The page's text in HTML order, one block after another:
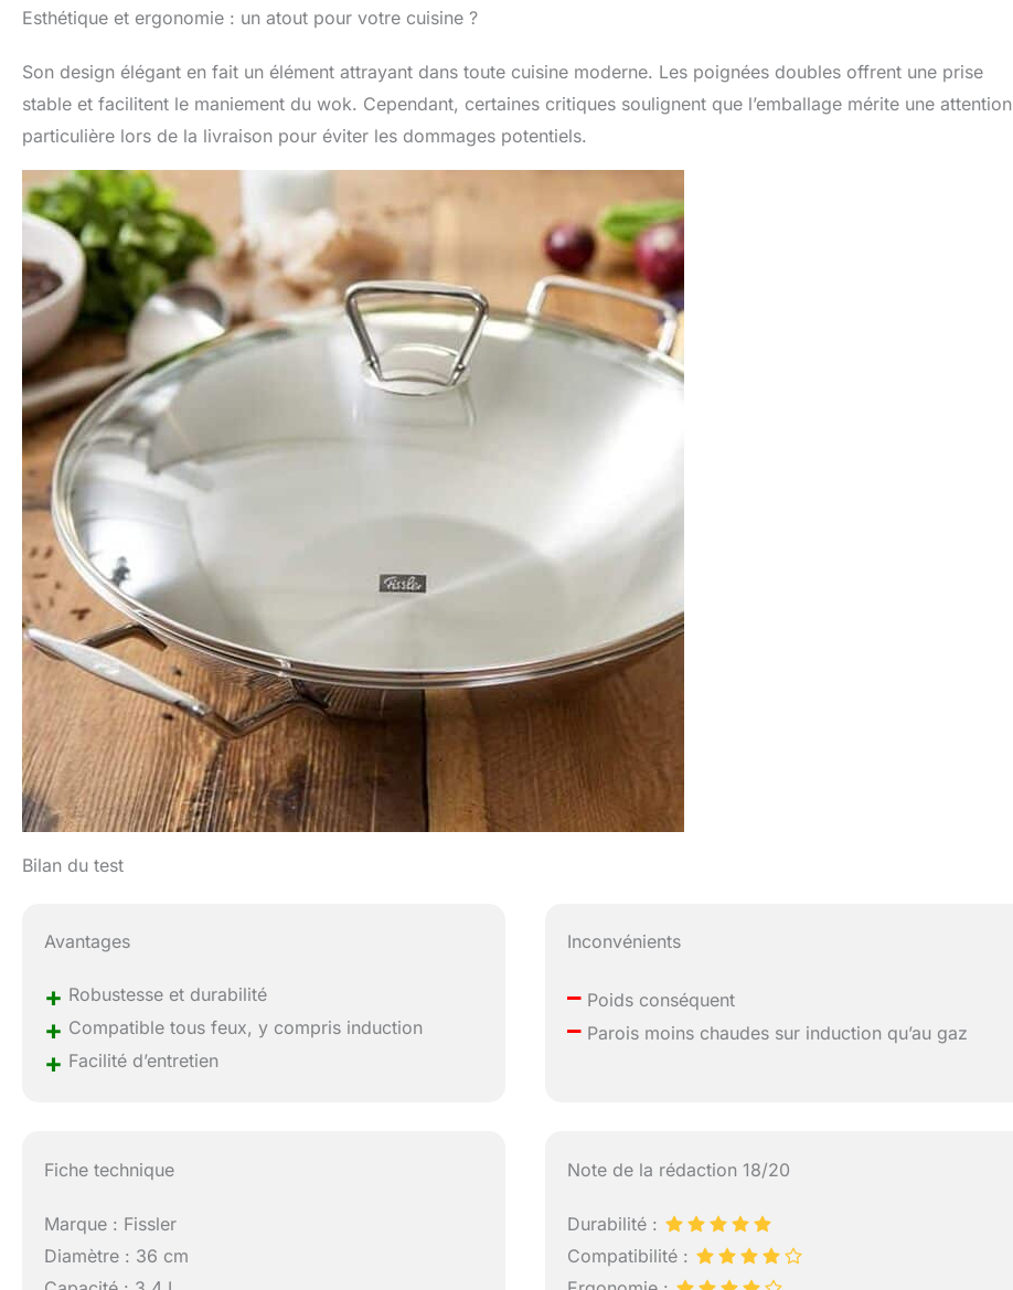
Esthétique et ergonomie : un atout pour votre cuisine ?
Son design élégant en fait un élément attrayant dans toute cuisine moderne. Les poignées doubles offrent une prise
stable et facilitent le maniement du wok. Cependant, certaines critiques soulignent que l’emballage mérite une attention
particulière lors de la livraison pour éviter les dommages potentiels.
Bilan du test
Avantages
+ Robustesse et durabilité
+ Compatible tous feux, y compris induction
+ Facilité d’entretien
Inconvénients
– Poids conséquent
– Parois moins chaudes sur induction qu’au gaz
Fiche technique
Marque : Fissler
Diamètre : 36 cm
Note de la rédaction 18/20
Durabilité :
Compatibilité :